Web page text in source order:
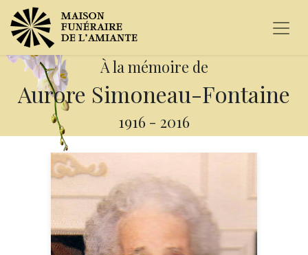
À la mémoire de
Aurore Simoneau-Fontaine
1916 - 2016